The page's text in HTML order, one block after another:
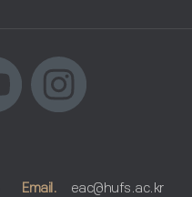
Email. eac@hufs.ac.kr